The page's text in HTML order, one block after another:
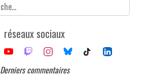
réseaux sociaux
Derniers commentaires